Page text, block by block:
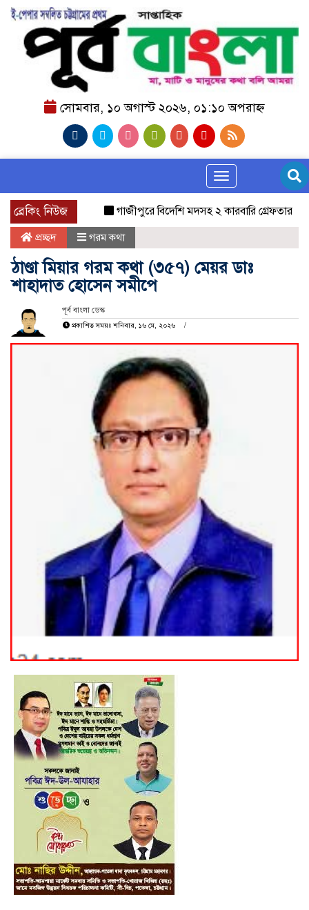
সোমবার, ১০ অগাস্ট ২০২৬, ০১:১০ অপরাহ্ন
Toggle navigation
ব্রেকিং নিউজ গাজীপুরে বিদেশি মদসহ ২ কারবারি গ্রেফতার বগুড়ার
প্রচ্ছদ গরম কথা
ঠাণ্ডা মিয়ার গরম কথা (৩৫৭) মেয়র ডাঃ
শাহাদাত হোসেন সমীপে
পূর্ব বাংলা ডেস্ক
প্রকাশিত সময়ঃ শনিবার, ১৬ মে, ২০২৬